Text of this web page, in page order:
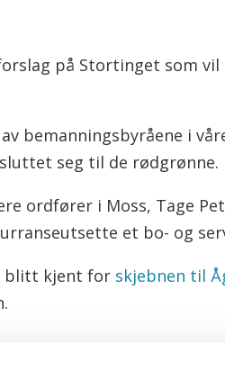
på Stortinget som
bemanningsbyråene i
seg til de rødgrønne.
ordfører i Moss, Tage
et bo- og
blitt kjent for skjebnen til